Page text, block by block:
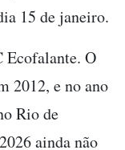
15 de janeiro.
Ecofalante. O
2012, e no ano
Rio de
ainda não